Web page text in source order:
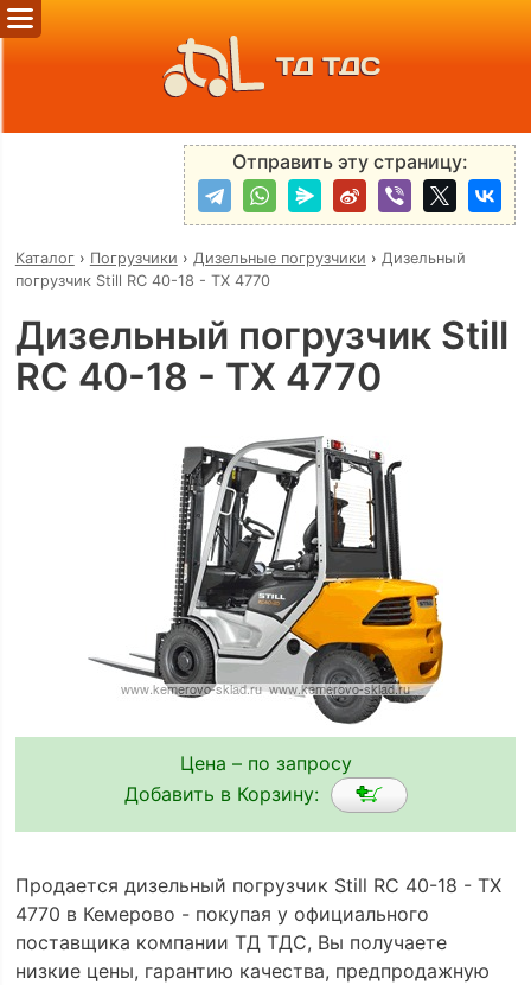
ТД ТДС
Отправить эту страницу:
Каталог› Погрузчики › Дизельные погрузчики › Дизельный
погрузчик Still RC 40-18 - TX 4770
Дизельный погрузчик Still
RC 40-18 - TX 4770
Цена – по запросу
Добавить в Корзину:
Продается дизельный погрузчик Still RC 40-18 - TX
4770 в Кемерово - покупая у официального
поставщика компании ТД ТДС, Вы получаете
низкие цены, гарантию качества, предпродажную